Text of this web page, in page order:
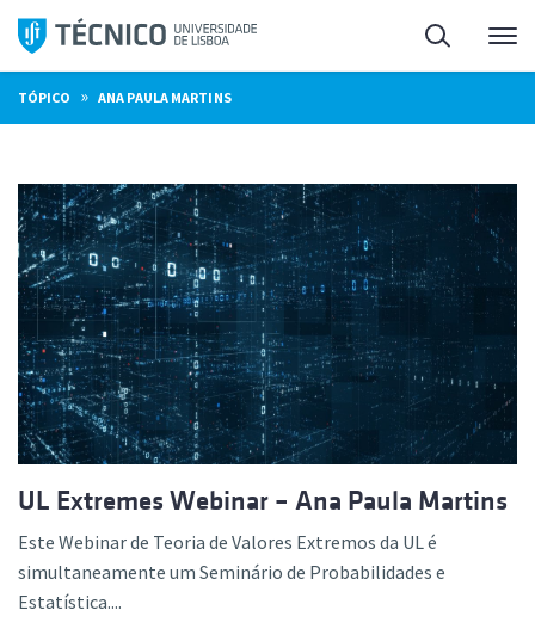
Saltar
para
o
conteúdo
Pesquisa
TÓPICO » ANA PAULA MARTINS
UL Extremes Webinar – Ana Paula Martins
Este Webinar de Teoria de Valores Extremos da UL é
simultaneamente um Seminário de Probabilidades e
Estatística....